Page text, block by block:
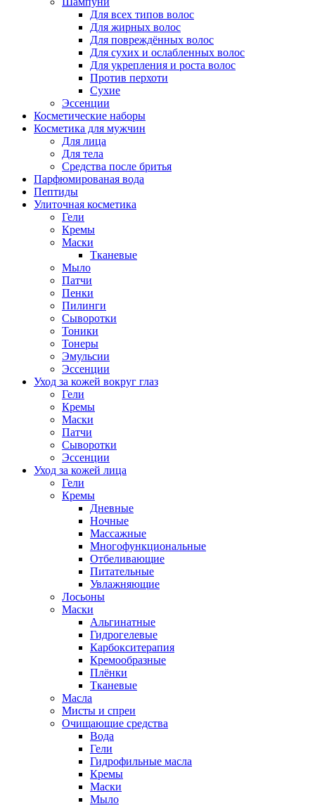
Для всех типов волос
Для жирных волос
Для повреждённых волос
Для сухих и ослабленных волос
Для укрепления и роста волос
Против перхоти
Сухие
Эссенции
Косметические наборы
Косметика для мужчин
Для лица
Для тела
Средства после бритья
Парфюмированая вода
Пептиды
Улиточная косметика
Гели
Кремы
Маски
Тканевые
Мыло
Патчи
Пенки
Пилинги
Сыворотки
Тоники
Тонеры
Эмульсии
Эссенции
Уход за кожей вокруг глаз
Гели
Кремы
Маски
Патчи
Сыворотки
Эссенции
Уход за кожей лица
Гели
Кремы
Дневные
Ночные
Массажные
Многофункциональные
Отбеливающие
Питательные
Увлажняющие
Лосьоны
Маски
Альгинатные
Гидрогелевые
Карбокситерапия
Кремообразные
Плёнки
Тканевые
Масла
Мисты и спреи
Очищающие средства
Вода
Гели
Гидрофильные масла
Кремы
Маски
Мыло